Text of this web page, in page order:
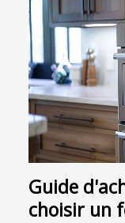
Guide
choisir un